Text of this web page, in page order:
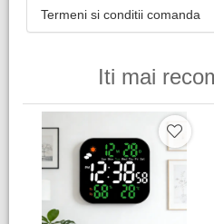
Termeni si conditii comanda
Iti mai